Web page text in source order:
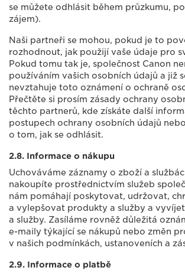
se můžete odhlásit během průzkumu,
zájem).
Naši partneři se mohou, pokud je to
rozhodnout, jak použijí vaše údaje pro
Pokud tomu tak je, společnost Canon
používáním vašich osobních údajů a již
nevztahuje toto oznámení o ochraně
Přečtěte si prosím zásady ochrany
těchto partnerů, kde získáte další
postupech ochrany osobních údajů
o tom, jak se odhlásit.
2.8. Informace o nákupu
Uchováváme záznamy o zboží a
nakoupíte prostřednictvím služeb
nám pomáhají poskytovat, udržovat,
a vylepšovat produkty a služby a
a služby. Zasíláme rovněž důležitá
e-maily týkající se nákupů nebo změn
v našich podmínkách, ustanoveních a
2.9. Informace o platbě